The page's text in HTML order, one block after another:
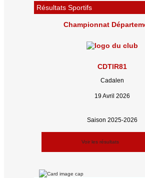
Résultats Sportifs
Championnat
CDTIR81
Cadalen
19 Avril 2026
Saison 2025-2026
Voir les résultats